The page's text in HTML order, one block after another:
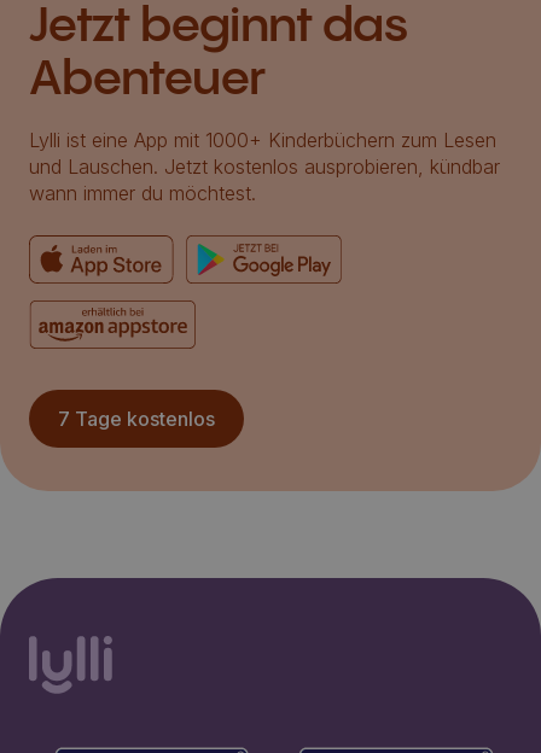
Jetzt beginnt das
Abenteuer
Lylli ist eine App mit 1000+ Kinderbüchern zum Lesen
und Lauschen. Jetzt kostenlos ausprobieren, kündbar
wann immer du möchtest.
7 Tage kostenlos